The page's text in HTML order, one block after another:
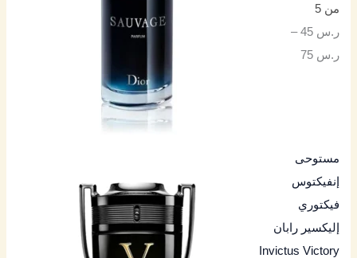
من 5
ر.س 45
–
ر.س 75
مستوحى
إنفيكتوس
فيكتوري
إليكسير رابان
Invictus Victory